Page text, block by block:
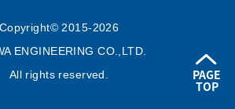
Copyright© 2015-2026
ENGINEERING CO.,LTD.
All rights reserved.